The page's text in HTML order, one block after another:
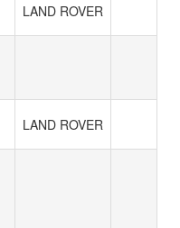
LAND ROVER
LAND ROVER